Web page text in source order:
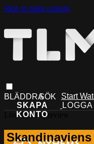
Skip to main content
Start
Live stream preview